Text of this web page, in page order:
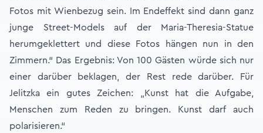
Fotos mit Wienbezug sein. Im Endeffekt sind dann ganz
junge Street-Models auf der Maria-Theresia-Statue
herumgeklettert und diese Fotos hängen nun in den
Zimmern.“ Das Ergebnis: Von 100 Gästen würde sich nur
einer darüber beklagen, der Rest rede darüber. Für
Jelitzka ein gutes Zeichen: „Kunst hat die Aufgabe,
Menschen zum Reden zu bringen. Kunst darf auch
polarisieren.“